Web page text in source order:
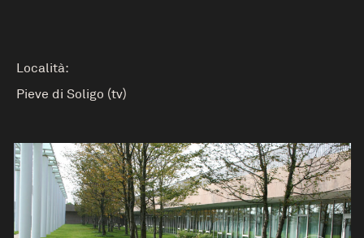
Località:
Pieve di Soligo (tv)